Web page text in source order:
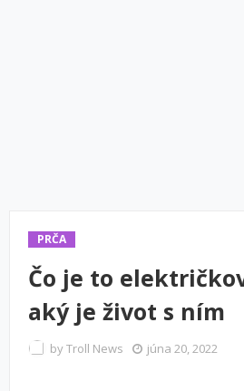
PRČA
Čo je to
aký je život s ním
byTroll News júna 20, 2022